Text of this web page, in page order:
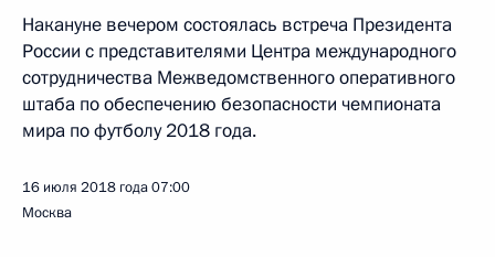
Накануне вечером состоялась встреча Президента
России с представителями Центра международного
сотрудничества Межведомственного оперативного
штаба по обеспечению безопасности чемпионата
мира по футболу 2018 года.
16 июля 2018 года07:00
Москва